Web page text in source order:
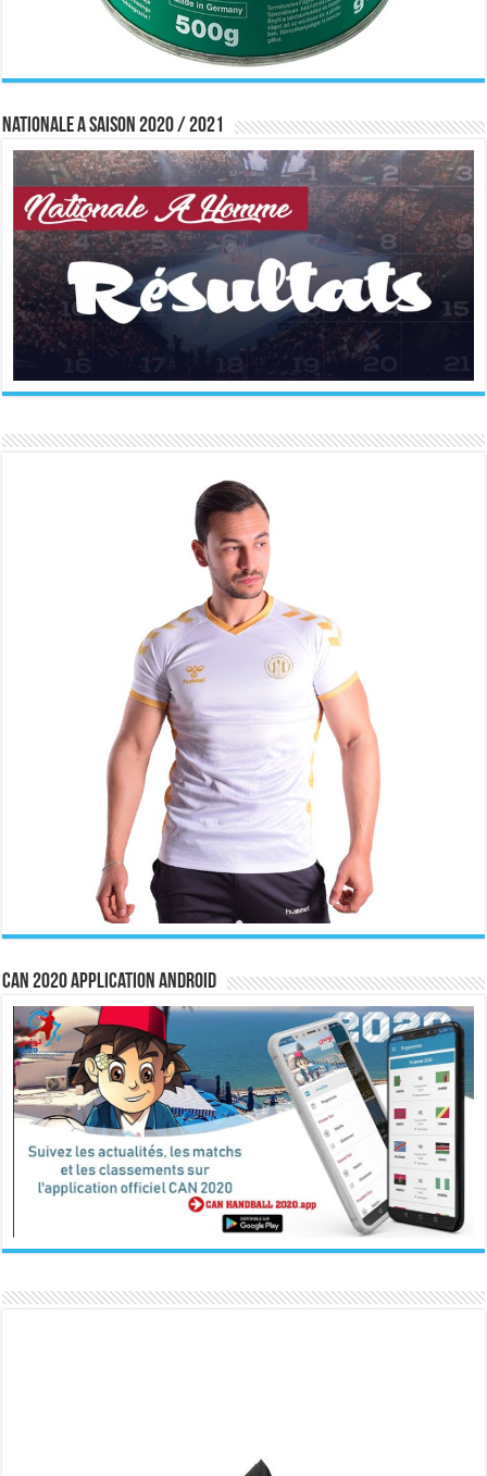
Nationale A saison 2020 / 2021
CAN 2020 Application Android